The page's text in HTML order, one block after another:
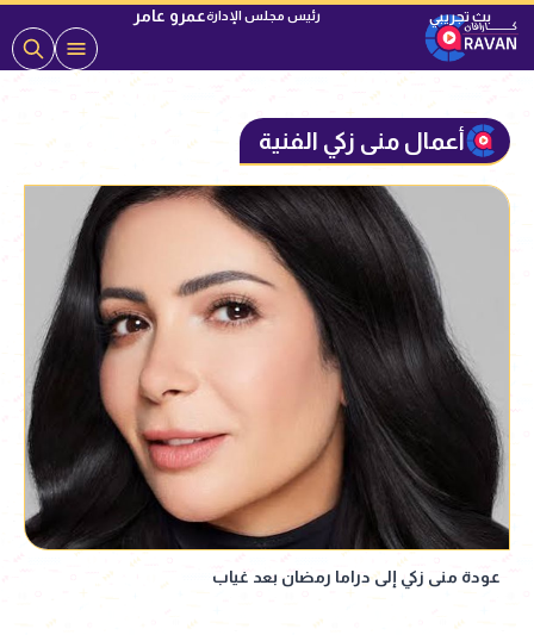
رئيس مجلس الإدارةعمرو عامر
أعمال منى زكي الفنية
عودة منى زكي إلى دراما رمضان بعد غياب